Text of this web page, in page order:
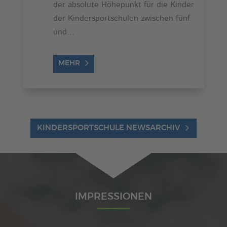
der absolute Höhepunkt für die Kinder
der Kindersportschulen zwischen fünf
und...
MEHR
KINDERSPORTSCHULE NEWSARCHIV
IMPRESSIONEN